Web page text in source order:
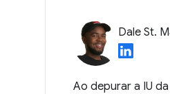
Dale St.
Ao depurar a IU